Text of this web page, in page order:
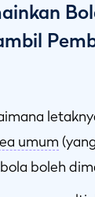
umum
boleh